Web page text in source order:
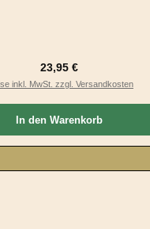
Regulärer Preis:
23,95 €
inkl. MwSt. zzgl. Versandkosten
In den Warenkorb